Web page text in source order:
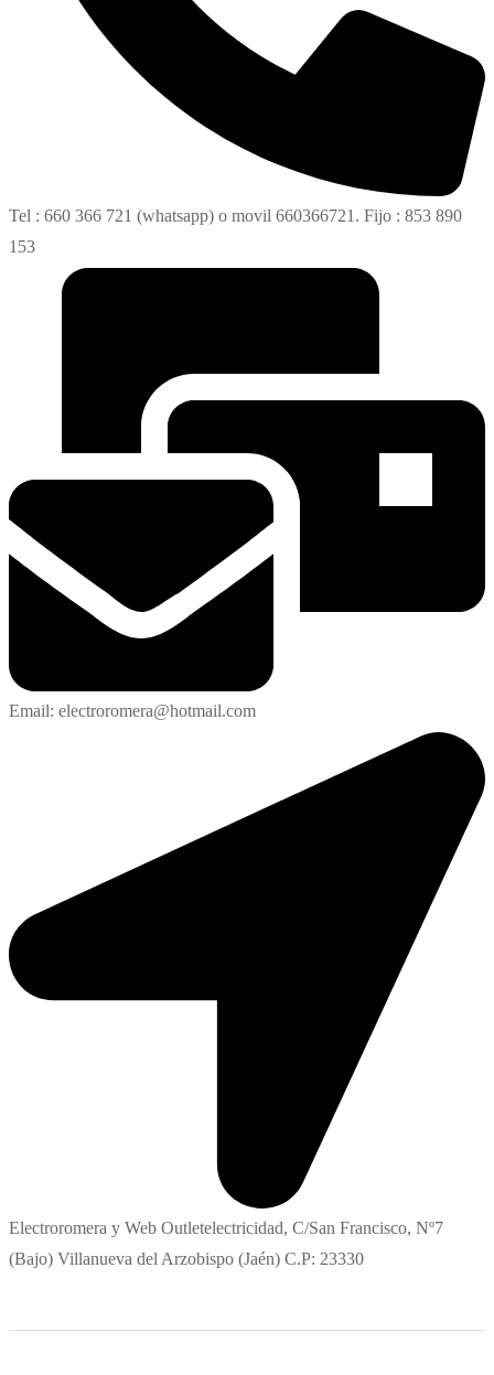
Tel : 660 366 721 (whatsapp) o movil 660366721. Fijo : 853 890
153
Email: electroromera@hotmail.com
Electroromera y Web Outletelectricidad, C/San Francisco, Nº7
(Bajo) Villanueva del Arzobispo (Jaén) C.P: 23330